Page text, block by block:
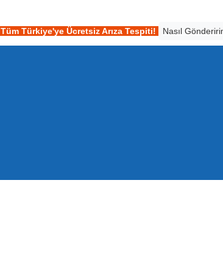
Tüm Türkiye'ye Ücretsiz Arıza Tespiti! Nasıl